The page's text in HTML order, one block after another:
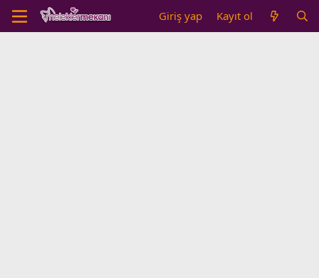
Giriş yap Kayıt ol